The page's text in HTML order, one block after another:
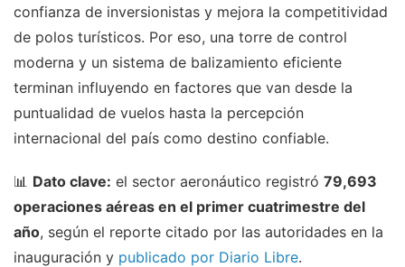
confianza de inversionistas y mejora la competitividad
de polos turísticos. Por eso, una torre de control
moderna y un sistema de balizamiento eficiente
terminan influyendo en factores que van desde la
puntualidad de vuelos hasta la percepción
internacional del país como destino confiable.
📊 Dato clave: el sector aeronáutico registró 79,693
operaciones aéreas en el primer cuatrimestre del
año, según el reporte citado por las autoridades en la
inauguración y publicado por Diario Libre.